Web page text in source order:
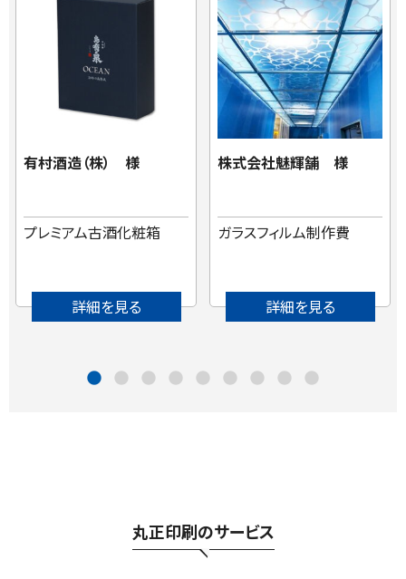
有村酒造（株） 様
プレミアム古酒化粧箱
詳細を見る
株式会社魅輝舗 様
ガラスフィルム制作費
詳細を見る
丸正印刷のサービス